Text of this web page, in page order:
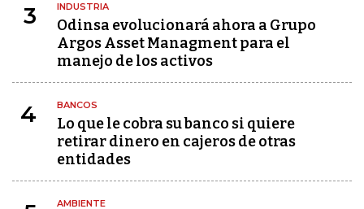
3 INDUSTRIA
Odinsa evolucionará ahora a Grupo
Argos Asset Managment para el
manejo de los activos
4 BANCOS
Lo que le cobra su banco si quiere
retirar dinero en cajeros de otras
entidades
AMBIENTE